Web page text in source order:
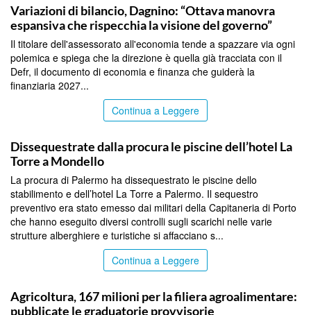
Variazioni di bilancio, Dagnino: “Ottava manovra
espansiva che rispecchia la visione del governo”
Il titolare dell'assessorato all'economia tende a spazzare via ogni
polemica e spiega che la direzione è quella già tracciata con il
Defr, il documento di economia e finanza che guiderà la
finanziaria 2027...
Continua a Leggere
Dissequestrate dalla procura le piscine dell’hotel La
Torre a Mondello
La procura di Palermo ha dissequestrato le piscine dello
stabilimento e dell’hotel La Torre a Palermo. Il sequestro
preventivo era stato emesso dai militari della Capitaneria di Porto
che hanno eseguito diversi controlli sugli scarichi nelle varie
strutture alberghiere e turistiche si affacciano s...
Continua a Leggere
Agricoltura, 167 milioni per la filiera agroalimentare:
pubblicate le graduatorie provvisorie